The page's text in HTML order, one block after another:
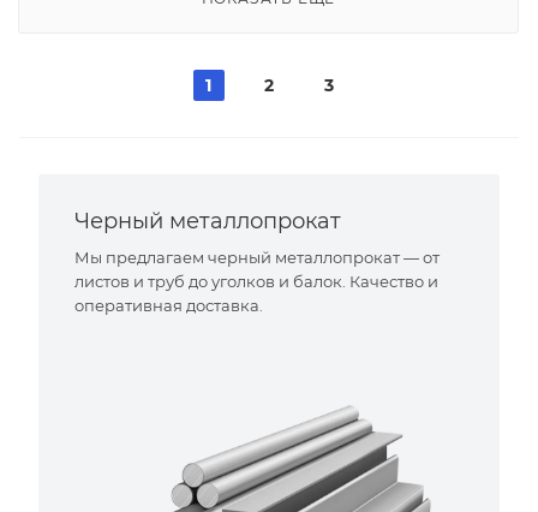
1 2 3
Черный металлопрокат
Мы предлагаем черный металлопрокат — от
листов и труб до уголков и балок. Качество и
оперативная доставка.